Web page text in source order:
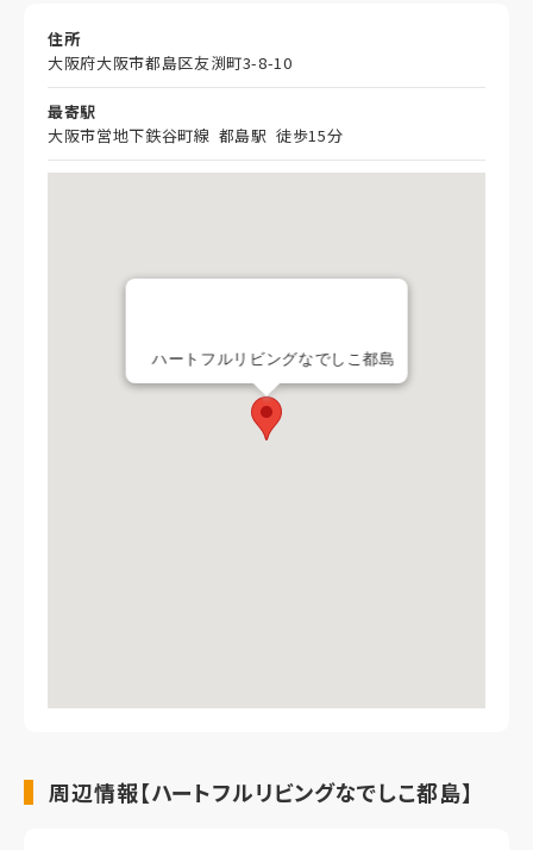
住所
大阪府大阪市都島区友渕町3-8-10
最寄駅
大阪市営地下鉄谷町線 都島駅 徒歩15分
ハートフルリビングなでしこ都島
周辺情報【ハートフルリビングなでしこ都島】